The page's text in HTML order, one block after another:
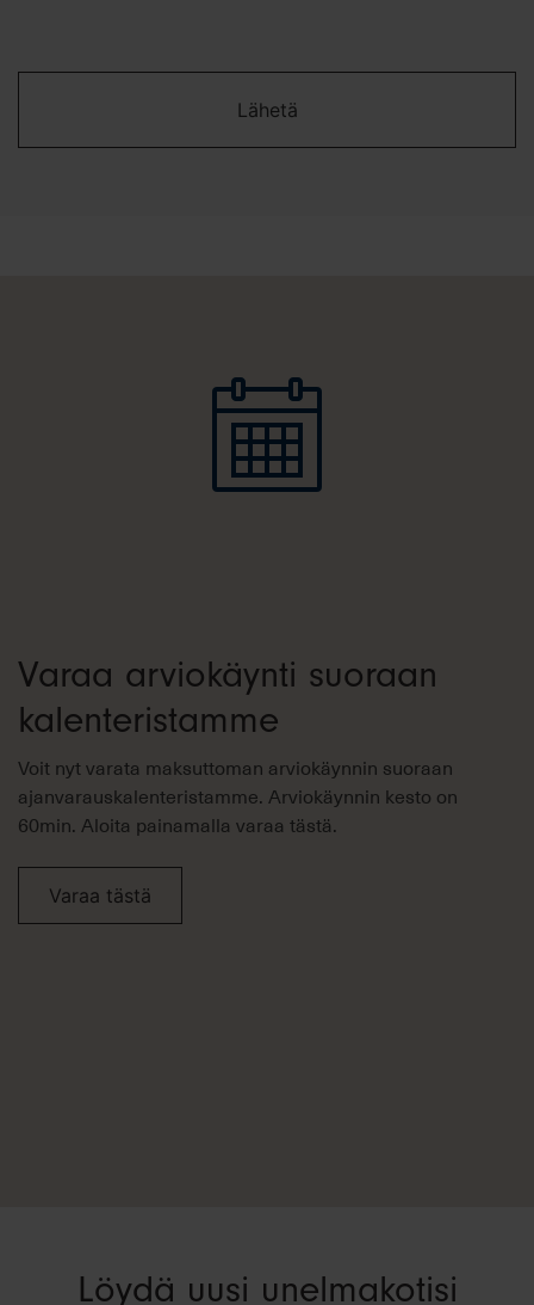
Varaa arviokäynti suoraan
kalenteristamme
Voit nyt varata maksuttoman arviokäynnin suoraan
ajanvarauskalenteristamme. Arviokäynnin kesto on
60min. Aloita painamalla varaa tästä.
Varaa tästä
Löydä uusi unelmakotisi